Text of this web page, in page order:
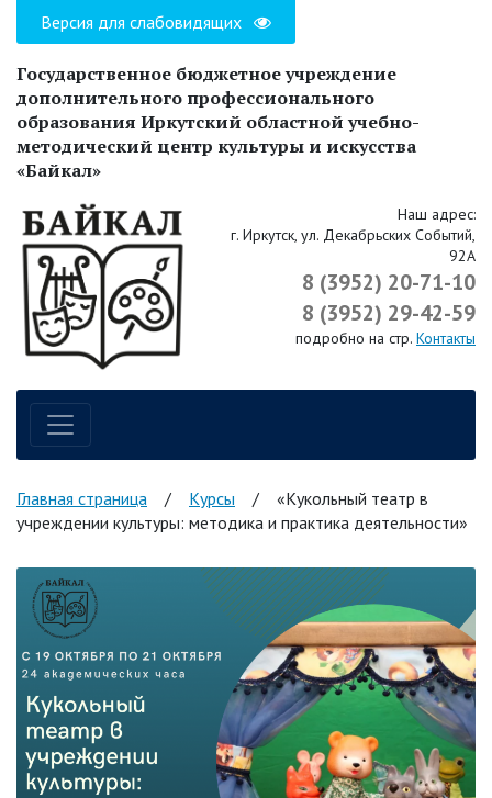
Версия для слабовидящих
Государственное бюджетное учреждение
дополнительного профессионального
образования Иркутский областной учебно-
методический центр культуры и искусства
«Байкал»
Наш адрес:
г. Иркутск, ул. Декабрьских Событий,
92А
8 (3952) 20-71-10
8 (3952) 29-42-59
подробно на стр. Контакты
Навигация по сайту
Главная страница / Курсы /
«Кукольный театр в
учреждении культуры: методика и практика деятельности»